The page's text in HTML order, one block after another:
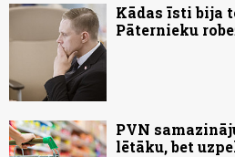
Kādas īsti bija
Pāternieku
PVN
lētāku, bet